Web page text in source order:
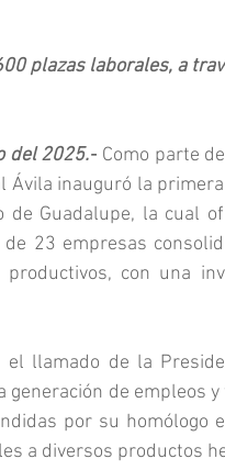
plazas laborales, a
del 2025.- Como parte
Ávila inauguró la
de Guadalupe, la cual
23 empresas
productivos, con una
el llamado de la
de empleos
por su homólogo
a diversos productos